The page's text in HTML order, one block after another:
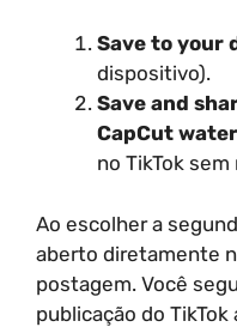
Save to your
dispositivo).
Save and
CapCut
no TikTok sem
Ao escolher a
aberto diretamente
postagem. Você
publicação do